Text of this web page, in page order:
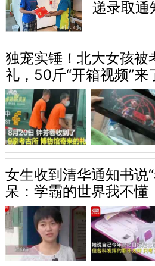
递录取通
独宠实锤！北大女孩被
礼，50斤“开箱视频”
女生收到清华通知书说
呆：学霸的世界我不懂